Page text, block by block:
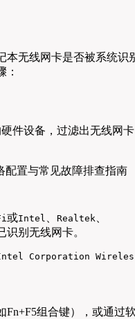
本无线网卡是否被系统识
：
件设备，过滤出无线网卡
或Intel Realtek
别无线网卡。
Corporation
Fn+F5组合键），或通过